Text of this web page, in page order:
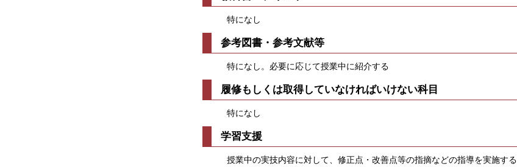
特になし
参考図書・参考文献等
特になし。必要に応じて授業中に紹介する
履修もしくは取得していなければいけない科目
特になし
学習支援
授業中の実技内容に対して、修正点・改善点等の指摘などの指導を実施する